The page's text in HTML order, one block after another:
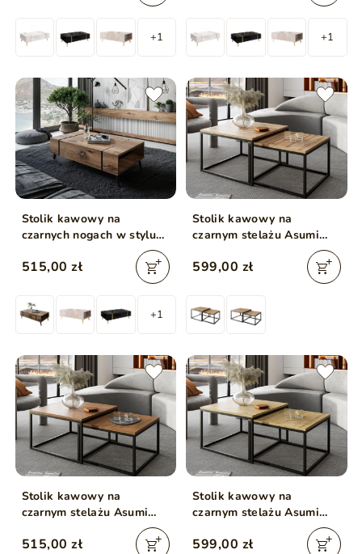
+1 +1
Stolik kawowy na
czarnych nogach w stylu
loft Lunelie dąb Flagstaff
515,00 zł
+1
Stolik kawowy na
czarnym stelażu Asumi
599,00 zł
Stolik kawowy na
czarnym stelażu Asumi
515,00 zł
Stolik kawowy na
czarnym stelażu Asumi
599,00 zł